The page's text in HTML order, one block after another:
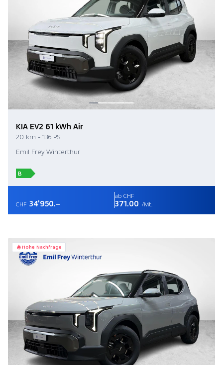
KIA EV2 61 kWh Air
20 km - 136 PS
Emil Frey Winterthur
B
CHF 34'950.–
ab CHF
371.00 /Mt.
Hohe Nachfrage